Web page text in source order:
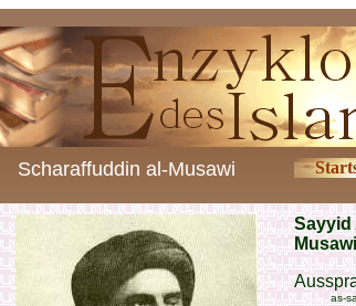
Scharaffuddin al-Musawi
Sayyid
Musawi
as-sayyid